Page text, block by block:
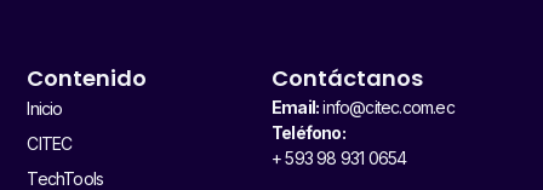
Contenido
Inicio
CITEC
TechTools
Contáctanos
Email:info@citec.com.ec
Teléfono:
+ 593 98 931 0654